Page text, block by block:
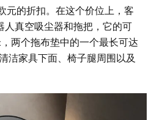
元的折扣。在这个价位上，客
人真空吸尘器和拖把，它的可
两个拖布垫中的一个最长可达
洁家具下面、椅子腿周围以及